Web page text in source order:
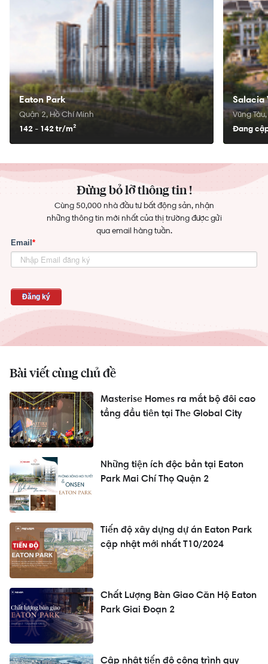
Bài viết cùng chủ đề
Masterise Homes ra mắt bộ đôi cao
tầng đầu tiên tại The Global City
Những tiện ích độc bản tại Eaton
Park Mai Chí Thọ Quận 2
Tiến độ xây dựng dự án Eaton Park
cập nhật mới nhất T10/2024
Chất Lượng Bàn Giao Căn Hộ Eaton
Park Giai Đoạn 2
Cập nhật tiến độ công trình quy
Eaton Park
Quận 2, Hồ Chí Minh
142 - 142 tr/m²
Salacia
Vũng
Đang
Đừng bỏ lỡ thông tin !
Cùng 50,000 nhà đầu tư bất động sản, nhận
những thông tin mới nhất của thị trường được gửi
qua email hàng tuần.